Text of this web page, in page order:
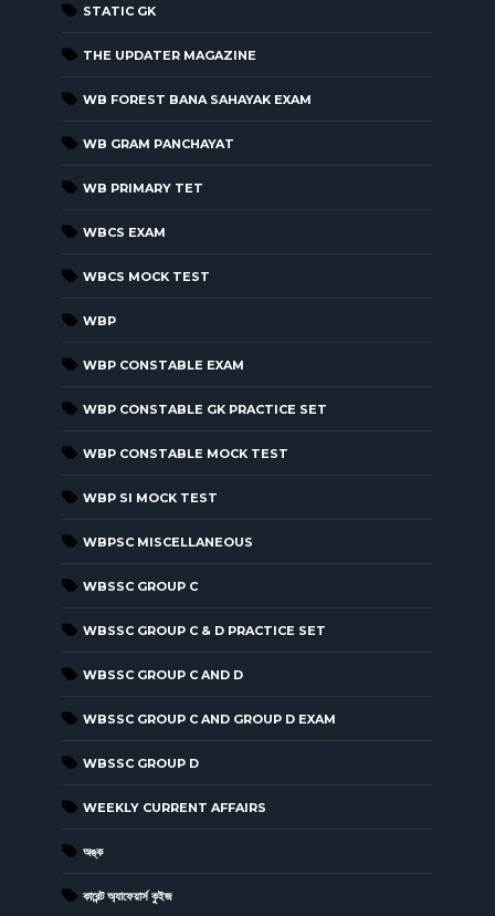
STATIC GK
THE UPDATER MAGAZINE
WB FOREST BANA SAHAYAK EXAM
WB GRAM PANCHAYAT
WB PRIMARY TET
WBCS EXAM
WBCS MOCK TEST
WBP
WBP CONSTABLE EXAM
WBP CONSTABLE GK PRACTICE SET
WBP CONSTABLE MOCK TEST
WBP SI MOCK TEST
WBPSC MISCELLANEOUS
WBSSC GROUP C
WBSSC GROUP C & D PRACTICE SET
WBSSC GROUP C AND D
WBSSC GROUP C AND GROUP D EXAM
WBSSC GROUP D
WEEKLY CURRENT AFFAIRS
অঙ্ক
কারেন্ট অ্যাফেয়ার্স কুইজ